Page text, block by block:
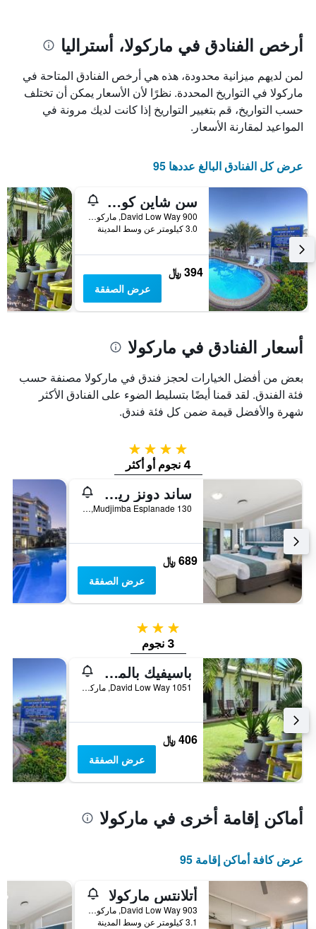
المخطط
1
Y
الذي
يعرض
متوسط
سعر
عطلة
نهاية
هذا
الأسبوع
خلال
آخر
3
أيام
محور
الذي
يعرض
عدد
الأيام
قبل
المخطط
التالي
محور
Y
الذي
يعرض
متوسط
سعر
غرفة
أرخص الفنادق في ماركولا، أستراليا
لمن لديهم ميزانية محدودة، هذه هي أرخص الفنادق المتاحة في
ماركولا في التواريخ المحددة. نظرًا لأن الأسعار يمكن أن تختلف
حسب التواريخ، قم بتغيير التواريخ إذا كانت لديك مرونة في
المواعيد لمقارنة الأسعار.
عرض كل الفنادق البالغ عددها 95
سن شاين كوست إيربورت موتل
900 David Low Way, ماركولا, QLD, أستراليا
3.0 كيلومتر عن وسط المدينة
394 ﷼
عرض الصفقة
أسعار الفنادق في ماركولا
بعض من أفضل الخيارات لحجز فندق في ماركولا مصنفة حسب
فئة الفندق. لقد قمنا أيضًا بتسليط الضوء على الفنادق الأكثر
شهرة والأفضل قيمة ضمن كل فئة فندق.
4 نجوم
4 نجوم أو أكثر
ساند دونز ريزورت
130 Mudjimba Esplanade, ماركولا, QLD, أستراليا
689 ﷼
عرض الصفقة
3 نجوم
3 نجوم
باسيفيك بالمز موتور إن
1051 David Low Way, ماركولا, QLD, أستراليا
406 ﷼
عرض الصفقة
أماكن إقامة أخرى في ماركولا
عرض كافة أماكن إقامة 95
أتلانتس ماركولا
903 David Low Way, ماركولا, QLD, أستراليا
3.1 كيلومتر عن وسط المدينة